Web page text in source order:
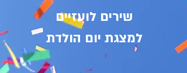
שירים לועזיים
למצגת יום הולדת